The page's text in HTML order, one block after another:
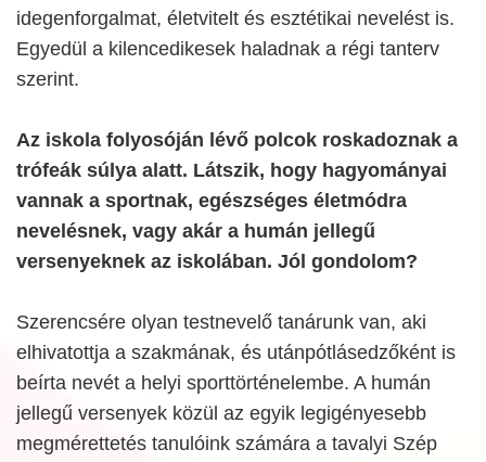
idegenforgalmat, életvitelt és esztétikai nevelést is.
Egyedül a kilencedikesek haladnak a régi tanterv
szerint.
Az iskola folyosóján lévő polcok roskadoznak a
trófeák súlya alatt. Látszik, hogy hagyományai
vannak a sportnak, egészséges életmódra
nevelésnek, vagy akár a humán jellegű
versenyeknek az iskolában. Jól gondolom?
Szerencsére olyan testnevelő tanárunk van, aki
elhivatottja a szakmának, és utánpótlásedzőként is
beírta nevét a helyi sporttörténelembe. A humán
jellegű versenyek közül az egyik legigényesebb
megmérettetés tanulóink számára a tavalyi Szép